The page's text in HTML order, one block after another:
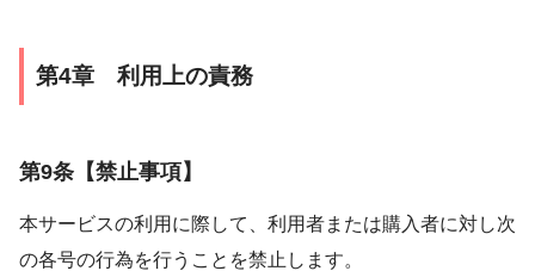
第4章 利用上の責務
第9条【禁止事項】
本サービスの利用に際して、利用者または購入者に対し次
の各号の行為を行うことを禁止します。